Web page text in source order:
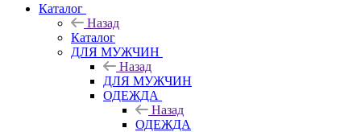
Каталог
Назад
Каталог
ДЛЯ МУЖЧИН
Назад
ДЛЯ МУЖЧИН
ОДЕЖДА
Назад
ОДЕЖДА